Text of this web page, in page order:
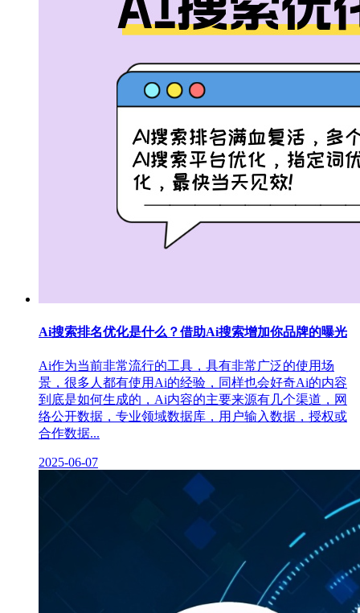
Ai搜索排名优化是什么？借助Ai搜索增加你品牌的曝光
Ai作为当前非常流行的工具，具有非常广泛的使用场
景，很多人都有使用Ai的经验，同样也会好奇Ai的内容
到底是如何生成的，Ai内容的主要来源有几个渠道，网
络公开数据，专业领域数据库，用户输入数据，授权或
合作数据...
2025-06-07